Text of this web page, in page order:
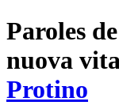
Paroles
nuova
Protino